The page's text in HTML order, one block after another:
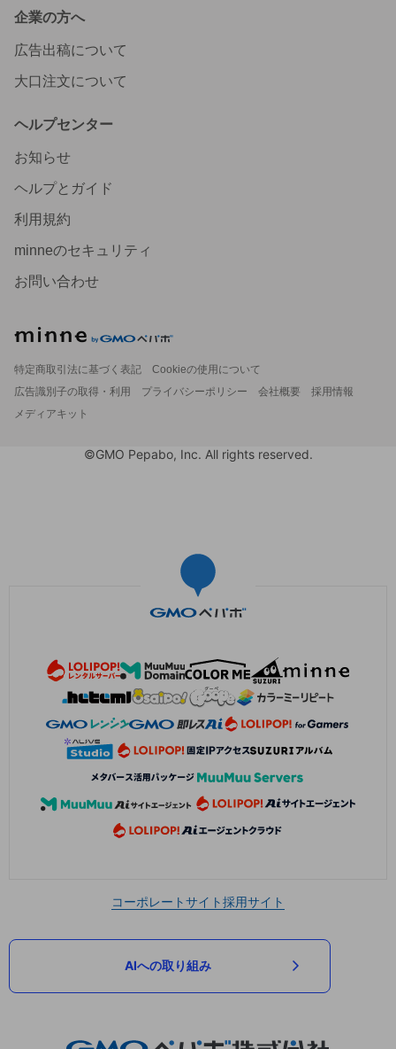
企業の方へ
広告出稿について
大口注文について
ヘルプセンター
お知らせ
ヘルプとガイド
利用規約
minneのセキュリティ
お問い合わせ
特定商取引法に基づく表記
Cookieの使用について
広告識別子の取得・利用
プライバシーポリシー 会社概要
採用情報
メディアキット
©GMO Pepabo, Inc. All rights reserved.
コーポレートサイト採用サイト
AIへの取り組み